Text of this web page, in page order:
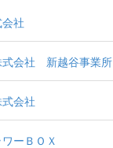
社
式会社 新越谷事業所
式会社
ーＢＯＸ